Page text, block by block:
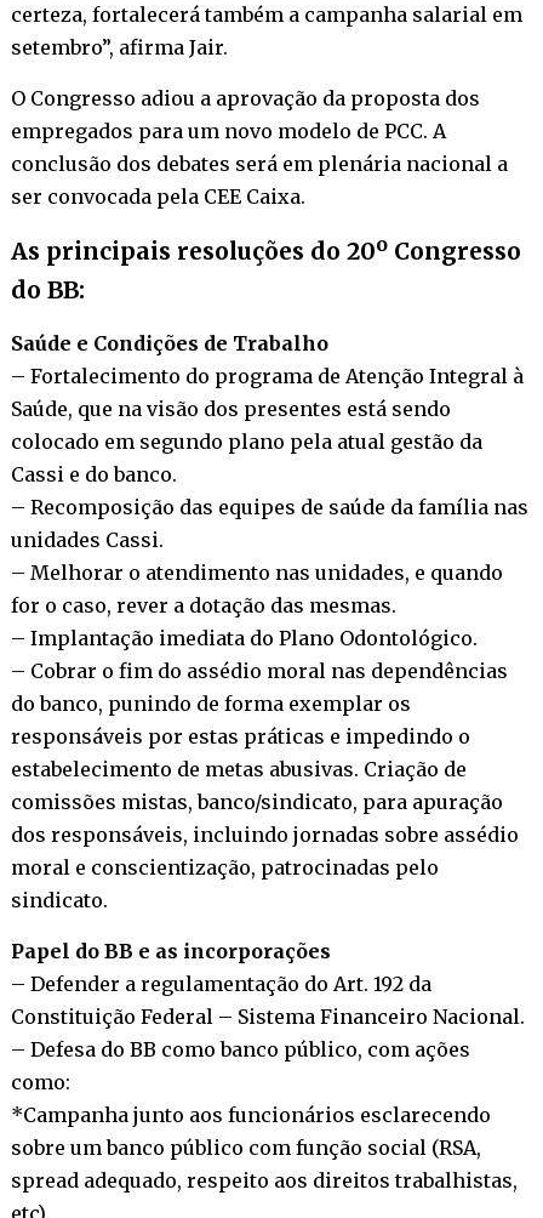
certeza, fortalecerá também a campanha salarial em
setembro”, afirma Jair.
O Congresso adiou a aprovação da proposta dos
empregados para um novo modelo de PCC. A
conclusão dos debates será em plenária nacional a
ser convocada pela CEE Caixa.
As principais resoluções do 20º Congresso
do BB:
Saúde e Condições de Trabalho
– Fortalecimento do programa de Atenção Integral à
Saúde, que na visão dos presentes está sendo
colocado em segundo plano pela atual gestão da
Cassi e do banco.
– Recomposição das equipes de saúde da família nas
unidades Cassi.
– Melhorar o atendimento nas unidades, e quando
for o caso, rever a dotação das mesmas.
– Implantação imediata do Plano Odontológico.
– Cobrar o fim do assédio moral nas dependências
do banco, punindo de forma exemplar os
responsáveis por estas práticas e impedindo o
estabelecimento de metas abusivas. Criação de
comissões mistas, banco/sindicato, para apuração
dos responsáveis, incluindo jornadas sobre assédio
moral e conscientização, patrocinadas pelo
sindicato.
Papel do BB e as incorporações
– Defender a regulamentação do Art. 192 da
Constituição Federal – Sistema Financeiro Nacional.
– Defesa do BB como banco público, com ações
como:
*Campanha junto aos funcionários esclarecendo
sobre um banco público com função social (RSA,
spread adequado, respeito aos direitos trabalhistas,
etc).